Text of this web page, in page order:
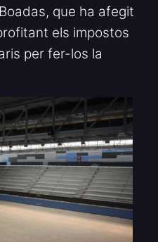
que ha afegit
els impostos
per fer-los la